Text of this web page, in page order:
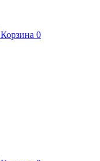
Корзина 0